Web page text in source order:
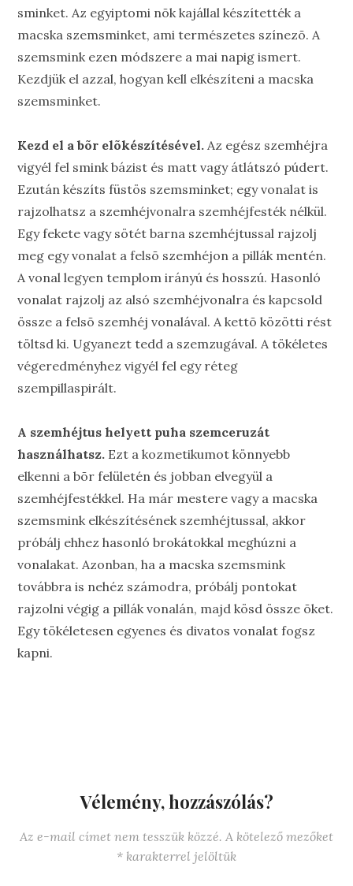
sminket. Az egyiptomi nõk kajállal készítették a
macska szemsminket, ami természetes színezõ. A
szemsmink ezen módszere a mai napig ismert.
Kezdjük el azzal, hogyan kell elkészíteni a macska
szemsminket.
Kezd el a bõr elõkészítésével. Az egész szemhéjra
vigyél fel smink bázist és matt vagy átlátszó púdert.
Ezután készíts füstös szemsminket; egy vonalat is
rajzolhatsz a szemhéjvonalra szemhéjfesték nélkül.
Egy fekete vagy sötét barna szemhéjtussal rajzolj
meg egy vonalat a felsõ szemhéjon a pillák mentén.
A vonal legyen templom irányú és hosszú. Hasonló
vonalat rajzolj az alsó szemhéjvonalra és kapcsold
össze a felsõ szemhéj vonalával. A kettõ közötti rést
töltsd ki. Ugyanezt tedd a szemzugával. A tökéletes
végeredményhez vigyél fel egy réteg
szempillaspirált.
A szemhéjtus helyett puha szemceruzát
használhatsz. Ezt a kozmetikumot könnyebb
elkenni a bõr felületén és jobban elvegyül a
szemhéjfestékkel. Ha már mestere vagy a macska
szemsmink elkészítésének szemhéjtussal, akkor
próbálj ehhez hasonló brokátokkal meghúzni a
vonalakat. Azonban, ha a macska szemsmink
továbbra is nehéz számodra, próbálj pontokat
rajzolni végig a pillák vonalán, majd kösd össze õket.
Egy tökéletesen egyenes és divatos vonalat fogsz
kapni.
Vélemény, hozzászólás?
Az e-mail címet nem tesszük közzé. A kötelező mezőket
* karakterrel jelöltük